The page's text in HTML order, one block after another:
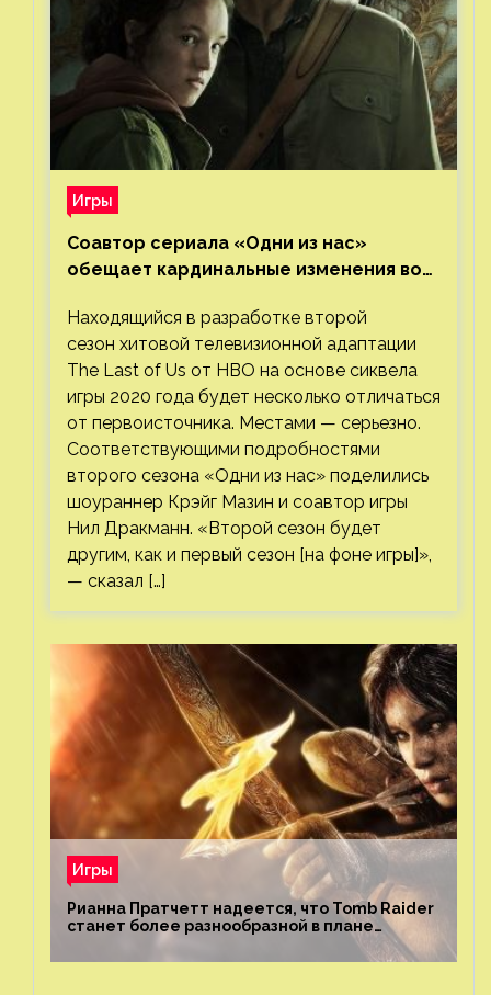
Игры
Соавтор сериала «Одни из нас»
обещает кардинальные изменения во
Находящийся в разработке второй
сезон хитовой телевизионной адаптации
The Last of Us от HBO на основе сиквела
игры 2020 года будет несколько отличаться
от первоисточника. Местами — серьезно.
Соответствующими подробностями
второго сезона «Одни из нас» поделились
шоураннер Крэйг Мазин и соавтор игры
Нил Дракманн. «Второй сезон будет
другим, как и первый сезон [на фоне игры]»,
— сказал […]
Игры
Рианна Пратчетт надеется, что Tomb Raider
станет более разнообразной в плане
репрезентации